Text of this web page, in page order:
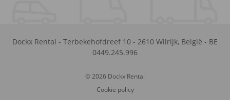
Dockx Rental - Terbekehofdreef 10 - 2610 Wilrijk, België - BE
0449.245.996
© 2026 Dockx Rental
Cookie policy